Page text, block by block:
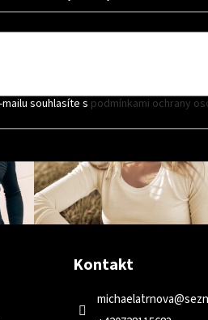
souhlasíte s podmínkami ochrany
Kontakt
michaelatrnova@